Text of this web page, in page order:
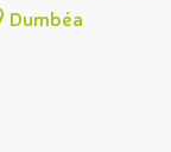
Dumbéa